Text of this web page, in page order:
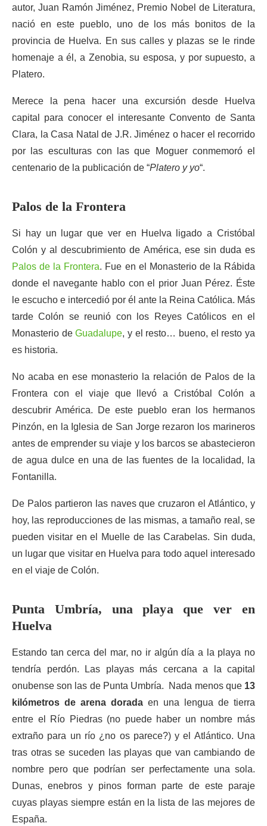
autor, Juan Ramón Jiménez, Premio Nobel de Literatura,
nació en este pueblo, uno de los más bonitos de la
provincia de Huelva. En sus calles y plazas se le rinde
homenaje a él, a Zenobia, su esposa, y por supuesto, a
Platero.
Merece la pena hacer una excursión desde Huelva
capital para conocer el interesante Convento de Santa
Clara, la Casa Natal de J.R. Jiménez o hacer el recorrido
por las esculturas con las que Moguer conmemoró el
centenario de la publicación de “Platero y yo“.
Palos de la Frontera
Si hay un lugar que ver en Huelva ligado a Cristóbal
Colón y al descubrimiento de América, ese sin duda es
Palos de la Frontera. Fue en el Monasterio de la Rábida
donde el navegante hablo con el prior Juan Pérez. Éste
le escucho e intercedió por él ante la Reina Católica. Más
tarde Colón se reunió con los Reyes Católicos en el
Monasterio deGuadalupe, y el resto… bueno, el resto ya
es historia.
No acaba en ese monasterio la relación de Palos de la
Frontera con el viaje que llevó a Cristóbal Colón a
descubrir América. De este pueblo eran los hermanos
Pinzón, en la Iglesia de San Jorge rezaron los marineros
antes de emprender su viaje y los barcos se abastecieron
de agua dulce en una de las fuentes de la localidad, la
Fontanilla.
De Palos partieron las naves que cruzaron el Atlántico, y
hoy, las reproducciones de las mismas, a tamaño real, se
pueden visitar en el Muelle de las Carabelas. Sin duda,
un lugar que visitar en Huelva para todo aquel interesado
en el viaje de Colón.
Punta Umbría, una playa que ver en
Huelva
Estando tan cerca del mar, no ir algún día a la playa no
tendría perdón. Las playas más cercana a la capital
onubense son las de Punta Umbría. Nada menos que 13
kilómetros de arena dorada en una lengua de tierra
entre el Río Piedras (no puede haber un nombre más
extraño para un río ¿no os parece?) y el Atlántico. Una
tras otras se suceden las playas que van cambiando de
nombre pero que podrían ser perfectamente una sola.
Dunas, enebros y pinos forman parte de este paraje
cuyas playas siempre están en la lista de las mejores de
España.